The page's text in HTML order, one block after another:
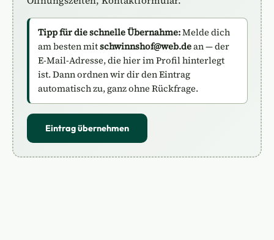
Tipp für die schnelle Übernahme:Melde dich
am besten mitschwinnshof@web.dean — der
E-Mail-Adresse, die hier im Profil hinterlegt
ist. Dann ordnen wir dir den Eintrag
automatisch zu, ganz ohne Rückfrage.
Eintrag übernehmen